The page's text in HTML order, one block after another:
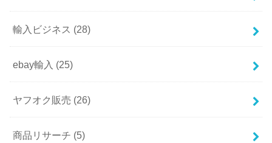
輸入ビジネス (28)
ebay輸入 (25)
ヤフオク販売 (26)
商品リサーチ (5)